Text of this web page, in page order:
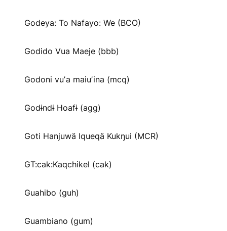
Godeya: To Nafayo: We (BCO)
Godido Vua Maeje (bbb)
Godoni vuʼa maiuʼina (mcq)
Godɨndɨ Hoafɨ (agg)
Goti Hanjuwä Iqueqä Kukŋui (MCR)
GT:cak:Kaqchikel (cak)
Guahibo (guh)
Guambiano (gum)